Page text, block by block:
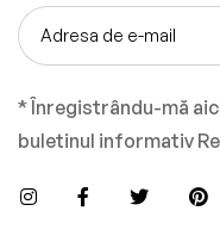
* Înregistrându-mă
buletinul informativ